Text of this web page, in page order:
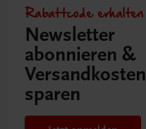
Rabattcode erhalten
Newsletter
abonnieren &
Versandkosten
sparen